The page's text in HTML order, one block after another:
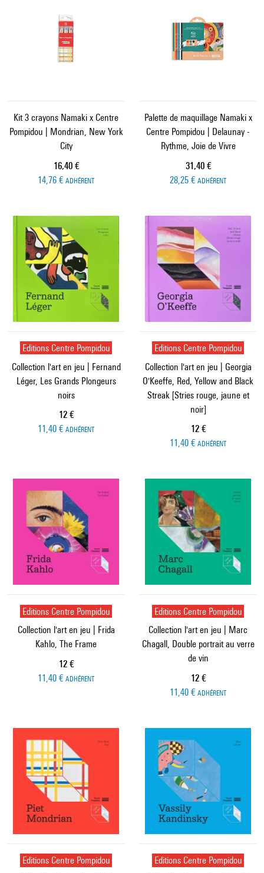
Kit 3 crayons Namaki x Centre
Pompidou | Mondrian, New York
City
Prix ​​actuel
16,40 €
14,76 € ADHÉRENT
Palette de maquillage Namaki x
Centre Pompidou | Delaunay -
Rythme, Joie de Vivre
Prix ​​actuel
31,40 €
28,25 € ADHÉRENT
Editions Centre Pompidou
Collection l'art en jeu | Fernand
Léger, Les Grands Plongeurs
noirs
Prix ​​actuel
12 €
11,40 € ADHÉRENT
Editions Centre Pompidou
Collection l'art en jeu | Georgia
O'Keeffe, Red, Yellow and Black
Streak [Stries rouge, jaune et
noir]
Prix ​​actuel
12 €
11,40 € ADHÉRENT
Editions Centre Pompidou
Collection l'art en jeu | Frida
Kahlo, The Frame
Prix ​​actuel
12 €
11,40 € ADHÉRENT
Editions Centre Pompidou
Collection l'art en jeu | Marc
Chagall, Double portrait au verre
de vin
Prix ​​actuel
12 €
11,40 € ADHÉRENT
Editions Centre Pompidou
Editions Centre Pompidou